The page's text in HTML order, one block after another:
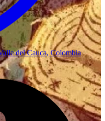
del Cauca, Colombia